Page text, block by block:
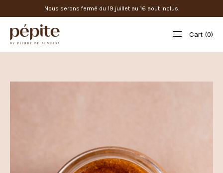
Nous serons fermé du 19 juillet au 16 aout inclus.
Cart 0